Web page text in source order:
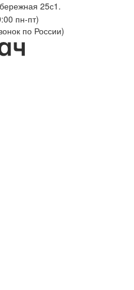
25с1.
пн-пт)
по России)